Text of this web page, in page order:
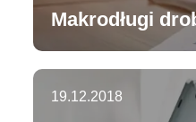
Makrodługi
19.12.2018